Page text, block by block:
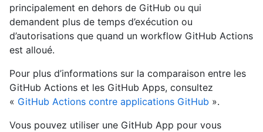
principalement en dehors de GitHub ou qui
demandent plus de temps d’exécution ou
d’autorisations que quand un workflow GitHub Actions
est alloué.
Pour plus d’informations sur la comparaison entre les
GitHub Actions et les GitHub Apps, consultez
« GitHub Actions contre applications GitHub ».
Vous pouvez utiliser une GitHub App pour vous